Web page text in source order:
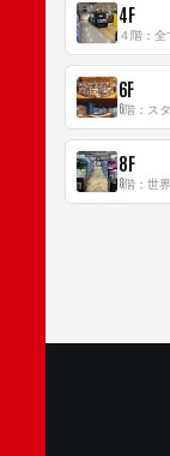
4F
6F
8F